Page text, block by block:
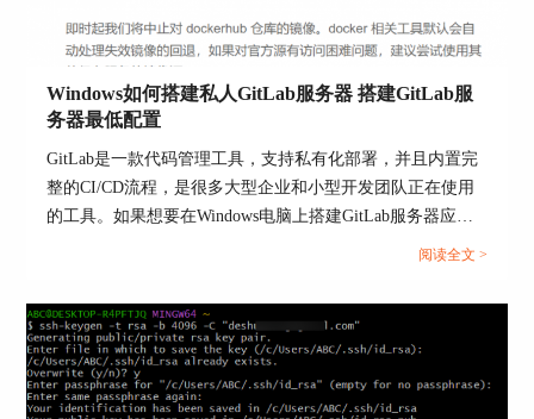
无法同步后续更新，如果源项目继续更新，迁移项
目不会自动更新。
2. 手动迁移现有仓库
有时候，由于项目权限或特殊需求，使用导入工具
不方便。这时可以选择手动迁移，操作简单且灵
操作步骤：
克隆现有仓库：
Windows如何搭建私人GitLab服务器 搭建GitLab服
务器最低配置
GitLab是一款代码管理工具，支持私有化部署，并且内置完
整的CI/CD流程，是很多大型企业和小型开发团队正在使用
的工具。如果想要在Windows电脑上搭建GitLab服务器应该
怎么操作呢？最低配置是什么呢？本文将为大家介绍
低配置的相关内容。...
阅读全文 >